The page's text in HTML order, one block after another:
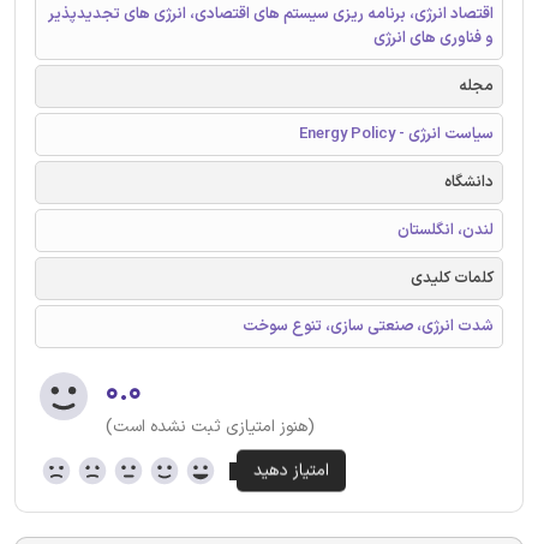
اقتصاد انرژی، برنامه ریزی سیستم های اقتصادی، انرژی های تجدیدپذیر
و فناوری های انرژی
مجله
سیاست انرژی - Energy Policy
دانشگاه
لندن، انگلستان
کلمات کلیدی
شدت انرژی، صنعتی سازی، تنوع سوخت
۰.۰
(هنوز امتیازی ثبت نشده است)